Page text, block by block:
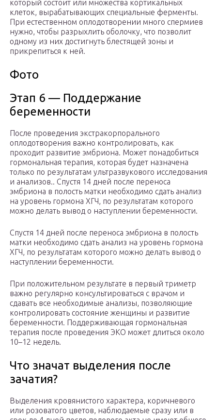
который состоит или множества кортикальных
клеток, вырабатывающих специальные ферменты.
При естественном оплодотворении много спермиев
нужно, чтобы разрыхлить оболочку, что позволит
одному из них достигнуть блестящей зоны и
прикрепиться к ней.
Фото
Этап 6 — Поддержание
беременности
После проведения экстракорпорального
оплодотворения важно контролировать, как
проходит развитие эмбриона. Может понадобиться
гормональная терапия, которая будет назначена
только по результатам ультразвукового исследования
и анализов.. Спустя 14 дней после переноса
эмбриона в полость матки необходимо сдать анализ
на уровень гормона ХГЧ, по результатам которого
можно делать вывод о наступлении беременности.
Спустя 14 дней после переноса эмбриона в полость
матки необходимо сдать анализ на уровень гормона
ХГЧ, по результатам которого можно делать вывод о
наступлении беременности.
При положительном результате в первый триметр
важно регулярно консультироваться с врачом и
сдавать все необходимые анализы, позволяющие
контролировать состояние женщины и развитие
беременности. Поддерживающая гормональная
терапия после проведения ЭКО может длиться около
10–12 недель.
Что значат выделения после
зачатия?
Выделения кровянистого характера, коричневого
или розоватого цветов, наблюдаемые сразу или в